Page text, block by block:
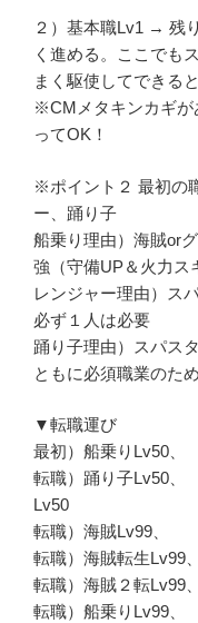
２）基本職Lv1 → 残
く進める。ここでも
まく駆使してできる
※CMメタキンカギが
ってOK！
※ポイント２ 最初の
ー、踊り子
船乗り理由）海賊or
強（守備UP＆火力ス
レンジャー理由）ス
必ず１人は必要
踊り子理由）スパス
ともに必須職業のため
▼転職運び
最初）船乗りLv50
転職）踊り子Lv50
Lv50
転職）海賊Lv99、
転職）海賊転生
転職）海賊２転
転職）船乗りLv99